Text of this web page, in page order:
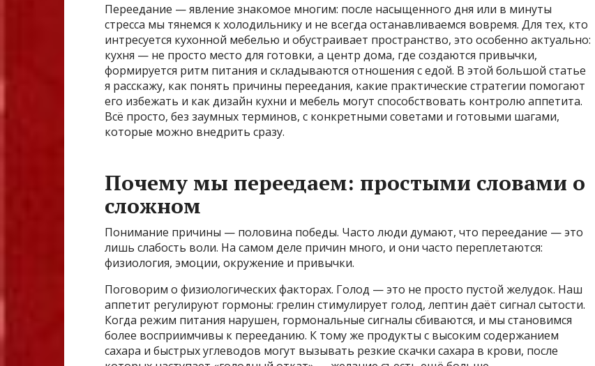
Переедание — явление знакомое многим: после насыщенного дня или в минуты
стресса мы тянемся к холодильнику и не всегда останавливаемся вовремя. Для тех, кто
интресуется кухонной мебелью и обустраивает пространство, это особенно актуально:
кухня — не просто место для готовки, а центр дома, где создаются привычки,
формируется ритм питания и складываются отношения с едой. В этой большой статье
я расскажу, как понять причины переедания, какие практические стратегии помогают
его избежать и как дизайн кухни и мебель могут способствовать контролю аппетита.
Всё просто, без заумных терминов, с конкретными советами и готовыми шагами,
которые можно внедрить сразу.
Почему мы переедаем: простыми словами о
сложном
Понимание причины — половина победы. Часто люди думают, что переедание — это
лишь слабость воли. На самом деле причин много, и они часто переплетаются:
физиология, эмоции, окружение и привычки.
Поговорим о физиологических факторах. Голод — это не просто пустой желудок. Наш
аппетит регулируют гормоны: грелин стимулирует голод, лептин даёт сигнал сытости.
Когда режим питания нарушен, гормональные сигналы сбиваются, и мы становимся
более восприимчивы к перееданию. К тому же продукты с высоким содержанием
сахара и быстрых углеводов могут вызывать резкие скачки сахара в крови, после